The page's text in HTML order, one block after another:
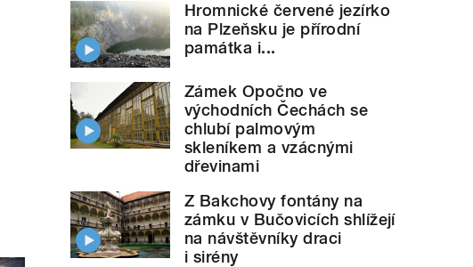
Hromnické červené jezírko
na Plzeňsku je přírodní
památka i...
Zámek Opočno ve
východních Čechách se
chlubí palmovým
skleníkem a vzácnými
dřevinami
Z Bakchovy fontány na
zámku v Bučovicích shlížejí
na návštěvníky draci
i sirény